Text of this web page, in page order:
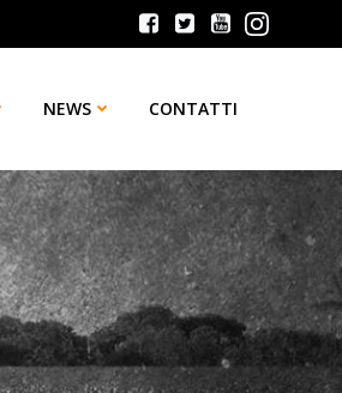
NEWS CONTATTI